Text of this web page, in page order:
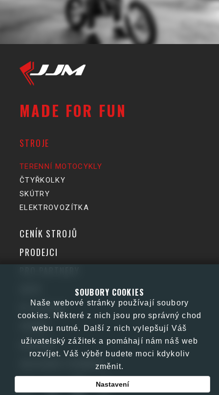
MADE FOR FUN
STROJE
TERENNÍ MOTOCYKLY
ČTYŘKOLKY
SKÚTRY
ELEKTROVOZÍTKA
CENÍK STROJŮ
PRODEJCI
KE STAŽENÍ
PŘÍBĚH
KONTAKT
OBCHODNÍ PODMÍNKY
SOUBORY COOKIES
Naše webové stránky používají soubory
cookies. Některé z nich jsou pro správný chod
webu nutné. Další z nich vylepšují Váš
uživatelský zážitek a pomáhají nám náš web
rozvíjet. Váš výběr budete moci kdykoliv
změnit.
Nastavení